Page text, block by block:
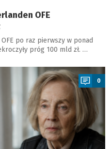
OFE
po raz pierwszy w ponad
próg 100 mld zł. …
0